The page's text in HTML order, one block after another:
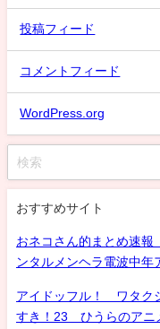
投稿フィード
コメントフィード
WordPress.org
おすすめサイト
おネコさん的まとめ速
ンタルメンヘラ電波中年
アイドッフル！ ワタク
すき！23 ひうらのアニ